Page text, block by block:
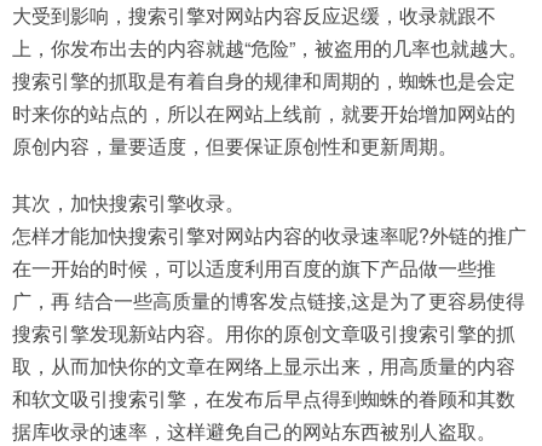
大受到影响，搜索引擎对网站内容反应迟缓，收录就跟不
上，你发布出去的内容就越“危险”，被盗用的几率也就越大。
搜索引擎的抓取是有着自身的规律和周期的，蜘蛛也是会定
时来你的站点的，所以在网站上线前，就要开始增加网站的
原创内容，量要适度，但要保证原创性和更新周期。
其次，加快搜索引擎收录。
怎样才能加快搜索引擎对网站内容的收录速率呢?外链的推广
在一开始的时候，可以适度利用百度的旗下产品做一些推
广，再 结合一些高质量的博客发点链接,这是为了更容易使得
搜索引擎发现新站内容。用你的原创文章吸引搜索引擎的抓
取，从而加快你的文章在网络上显示出来，用高质量的内容
和软文吸引搜索引擎，在发布后早点得到蜘蛛的眷顾和其数
据库收录的速率，这样避免自己的网站东西被别人盗取。